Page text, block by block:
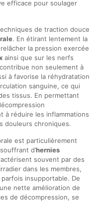
efficace pour soulager
de traction douce
. En étirant lentement la
la pression exercée
ainsi que sur les nerfs
non seulement à
à favorise la réhydratation
sanguine, ce qui
tissus. En permettant
à réduire les inflammations
douleurs chroniques.
est particulièrement
d’hernies
souvent par des
dans les membres,
insupportable. De
nette amélioration de
de décompression, se